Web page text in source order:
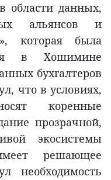
области данных,
альянсов и
которая была
в Хошимине
бухгалтеров
что в условиях,
коренные
прозрачной,
экосистемы
решающее
необходимость